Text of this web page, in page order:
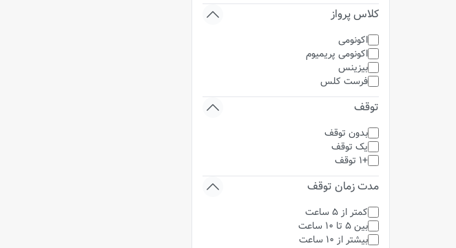
کلاس پرواز
اکونومی
اکونومی پریمیوم
بیزینس
فرست کلس
توقف
بدون توقف
یک توقف
+1 توقف
مدت زمان توقف
کمتر از 5 ساعت
بین 5 تا 10 ساعت
بیشتر از 10 ساعت